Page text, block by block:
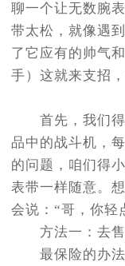
聊一个让无数腕
带太松，就像遇
了它应有的帅气
手）这就来支招
首先，我们得
品中的战斗机，
的问题，咱们得
表带一样随意。
会说：“哥，你轻
方法一：去售
最保险的办法